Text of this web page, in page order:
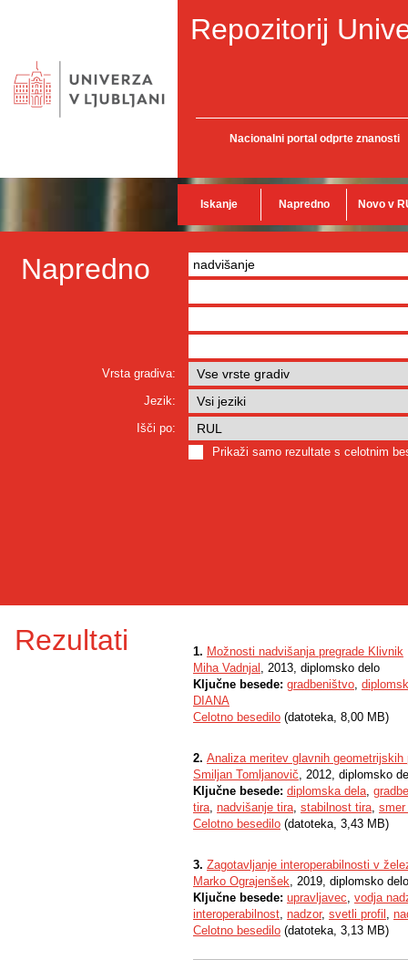
Repozitorij
Nacionalni portal odprte znanosti
Iskanje Napredno Novo v
Napredno
Vrsta gradiva:
Jezik:
Išči po:
Prikaži samo rezultate s celotnim
Rezultati 1. Možnosti nadvišanja pregrade Klivnik
Miha Vadnjal , 2013, diplomsko delo
Ključne besede: gradbeništvo,
DIANA
Celotno besedilo (datoteka, 8,00 MB)
2. Analiza meritev glavnih
Smiljan Tomljanovič, 2012, diplomsko
Ključne besede: diplomska dela,
tira, nadvišanje tira, stabilnost tira, smer
Celotno besedilo (datoteka, 3,43 MB)
3. Zagotavljanje interoperabilnosti v
Marko Ograjenšek, 2019, diplomsko delo
Ključne besede: upravljavec, vodja
interoperabilnost, nadzor, svetli profil ,
Celotno besedilo (datoteka, 3,13 MB)